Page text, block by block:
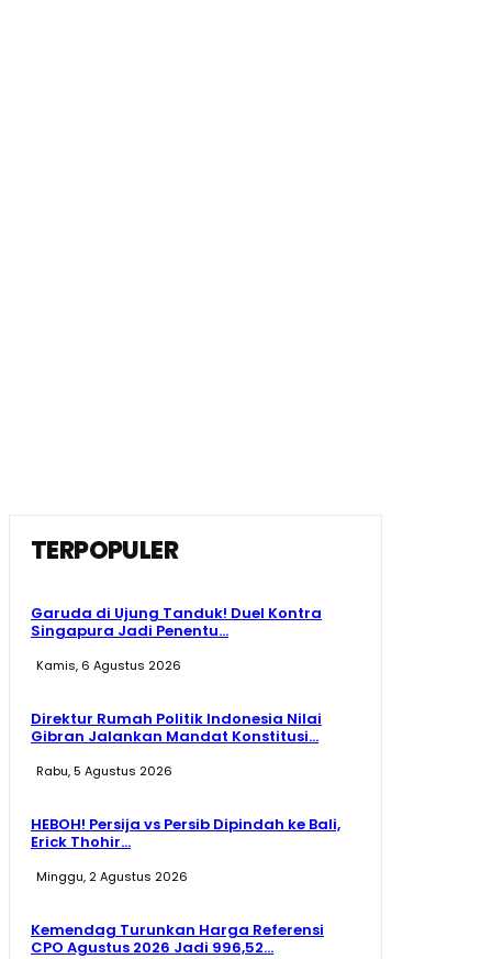
TERPOPULER
Garuda di Ujung Tanduk! Duel Kontra
Singapura Jadi Penentu...
Kamis, 6 Agustus 2026
Direktur Rumah Politik Indonesia Nilai
Gibran Jalankan Mandat Konstitusi...
Rabu, 5 Agustus 2026
HEBOH! Persija vs Persib Dipindah ke Bali,
Erick Thohir...
Minggu, 2 Agustus 2026
Kemendag Turunkan Harga Referensi
CPO Agustus 2026 Jadi 996,52...